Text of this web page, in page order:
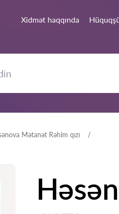
Xidmət haqqında
Mətanət Rəhim qızı